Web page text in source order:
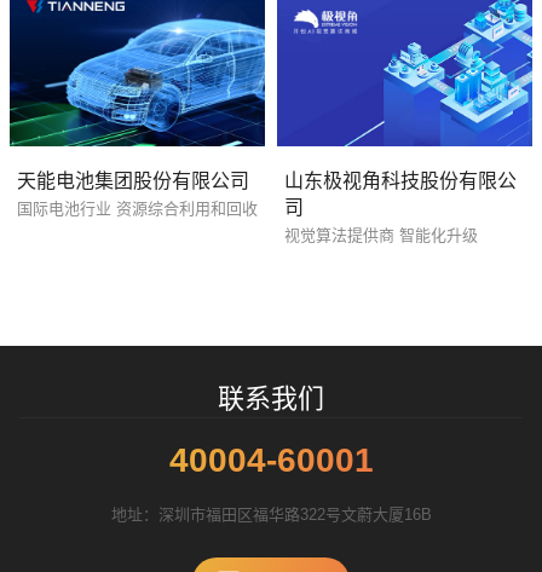
天能电池集团股份有限公司
国际电池行业 资源综合利用和回收
山东极视角科技股份有限公
司
视觉算法提供商 智能化升级
联系我们
40004-60001
地址：深圳市福田区福华路322号文蔚大厦16B
电商及系统平台开发 微信小程序开发 · 年度
您的预算 1万-3万 3万-5万 5万-8万